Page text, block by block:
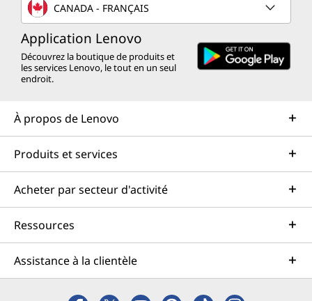
CANADA - FRANÇAIS
Application Lenovo
Découvrez la boutique de produits et
les services Lenovo, le tout en un seul
endroit.
À propos de Lenovo
Produits et services
Acheter par secteur d'activité
Ressources
Assistance à la clientèle